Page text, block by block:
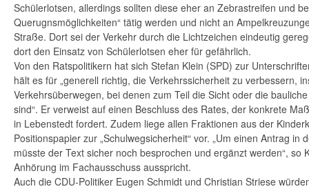
Schülerlotsen, allerdings sollten diese eher an Zebrastreifen und
Querugnsmöglichkeiten“ tätig werden und nicht an
Straße. Dort sei der Verkehr durch die Lichtzeichen eindeutig
dort den Einsatz von Schülerlotsen eher für gefährlich.
Von den Ratspolitikern hat sich Stefan Klein (SPD) zur
hält es für „generell richtig, die Verkehrssicherheit zu verbessern,
Verkehrsüberwegen, bei denen zum Teil die Sicht oder die
sind“. Er verweist auf einen Beschluss des Rates, der konkrete
in Lebenstedt fordert. Zudem liege allen Fraktionen aus der
Positionspapier zur „Schulwegsicherheit“ vor. „Um einen Antrag in
müsste der Text sicher noch besprochen und ergänzt werden“, so
Anhörung im Fachausschuss ausspricht.
Auch die CDU-Politiker Eugen Schmidt und Christian Striese